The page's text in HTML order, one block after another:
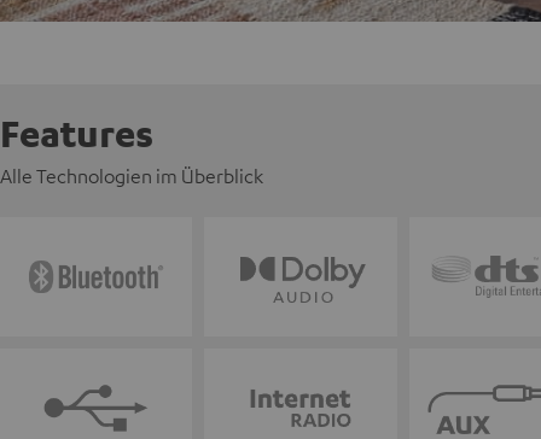
Features
Alle Technologien im Überblick